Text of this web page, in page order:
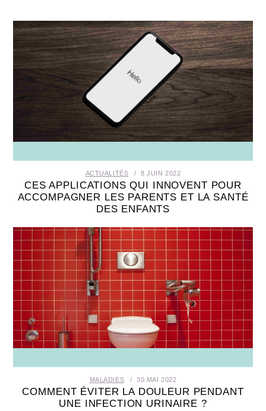
ACTUALITÉS 8 JUIN 2022
CES APPLICATIONS QUI INNOVENT POUR
ACCOMPAGNER LES PARENTS ET LA SANTÉ
DES ENFANTS
MALADIES 30 MAI 2022
COMMENT ÉVITER LA DOULEUR PENDANT
UNE INFECTION URINAIRE ?